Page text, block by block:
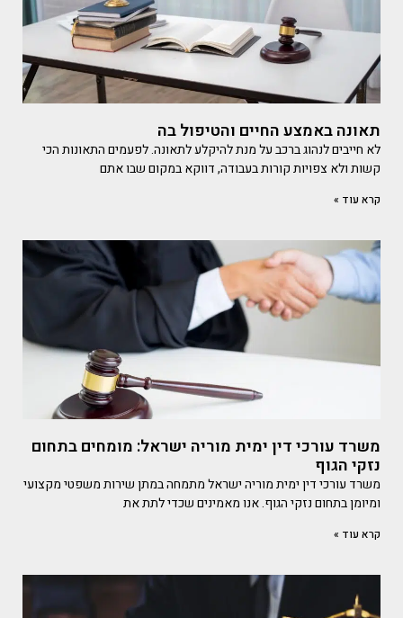
תאונה באמצע החיים והטיפול בה
לא חייבים לנהוג ברכב על מנת להיקלע לתאונה. לפעמים התאונות הכי
קשות ולא צפויות קורות בעבודה, דווקא במקום שבו אתם
קרא עוד »
משרד עורכי דין ימית מוריה ישראל: מומחים בתחום
נזקי הגוף
משרד עורכי דין ימית מוריה ישראל מתמחה במתן שירות משפטי מקצועי
ומיומן בתחום נזקי הגוף. אנו מאמינים שכדי לתת את
קרא עוד »